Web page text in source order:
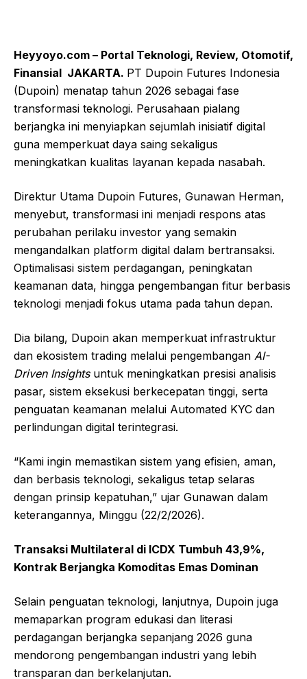
Heyyoyo.com – Portal Teknologi, Review, Otomotif,
Finansial JAKARTA. PT Dupoin Futures Indonesia
(Dupoin) menatap tahun 2026 sebagai fase
transformasi teknologi. Perusahaan pialang
berjangka ini menyiapkan sejumlah inisiatif digital
guna memperkuat daya saing sekaligus
meningkatkan kualitas layanan kepada nasabah.
Direktur Utama Dupoin Futures, Gunawan Herman,
menyebut, transformasi ini menjadi respons atas
perubahan perilaku investor yang semakin
mengandalkan platform digital dalam bertransaksi.
Optimalisasi sistem perdagangan, peningkatan
keamanan data, hingga pengembangan fitur berbasis
teknologi menjadi fokus utama pada tahun depan.
Dia bilang, Dupoin akan memperkuat infrastruktur
dan ekosistem trading melalui pengembangan AI-
Driven Insights untuk meningkatkan presisi analisis
pasar, sistem eksekusi berkecepatan tinggi, serta
penguatan keamanan melalui Automated KYC dan
perlindungan digital terintegrasi.
“Kami ingin memastikan sistem yang efisien, aman,
dan berbasis teknologi, sekaligus tetap selaras
dengan prinsip kepatuhan,” ujar Gunawan dalam
keterangannya, Minggu (22/2/2026).
Transaksi Multilateral di ICDX Tumbuh 43,9%,
Kontrak Berjangka Komoditas Emas Dominan
Selain penguatan teknologi, lanjutnya, Dupoin juga
memaparkan program edukasi dan literasi
perdagangan berjangka sepanjang 2026 guna
mendorong pengembangan industri yang lebih
transparan dan berkelanjutan.